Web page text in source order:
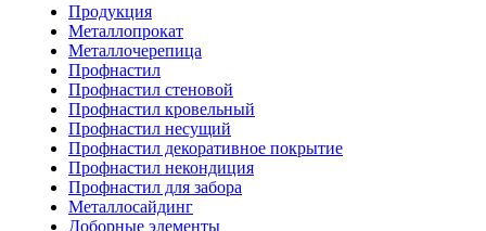
Продукция
Металлопрокат
Металлочерепица
Профнастил
Профнастил стеновой
Профнастил кровельный
Профнастил несущий
Профнастил декоративное покрытие
Профнастил некондиция
Профнастил для забора
Металлосайдинг
Доборные элементы